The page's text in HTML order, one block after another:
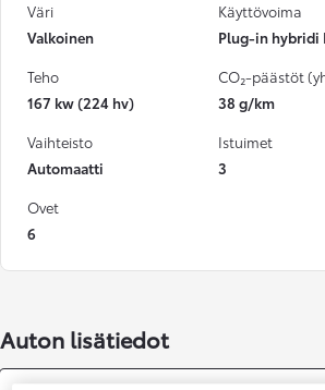
Väri
Valkoinen
Käyttövoima
Plug-in hybridi
Teho
167 kw (224 hv)
CO₂-päästöt
38 g/km
Vaihteisto
Automaatti
Istuimet
3
Ovet
6
Auton lisätiedot